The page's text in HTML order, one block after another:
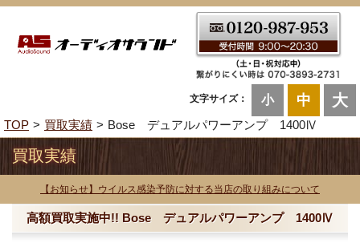
文字サイズ： 小 中 大
TOP 買取実績 Bose デュアルパワーアンプ 1400Ⅳ
買取実績
【お知らせ】ウイルス感染予防に対する当店の取り組みについて
高額買取実施中!! Bose デュアルパワーアンプ 1400Ⅳ